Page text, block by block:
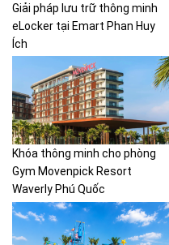
Giải pháp lưu trữ thông minh
eLocker tại Emart Phan Huy
Ích
Khóa thông minh cho phòng
Gym Movenpick Resort
Waverly Phú Quốc